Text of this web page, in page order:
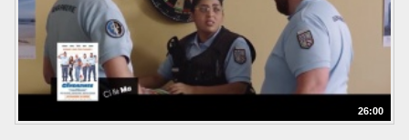
26:00